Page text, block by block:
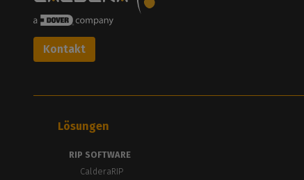
Kontakt
Lösungen
RIP SOFTWARE
CalderaRIP